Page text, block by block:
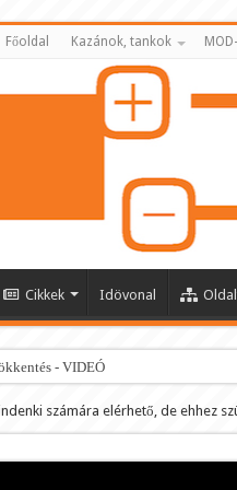
Főoldal Kazánok, tankok
Cikkek Idövonal
- VIDEÓ
szokások 2.0
alkalmazás letöltése
számára elérhető, de ehhez